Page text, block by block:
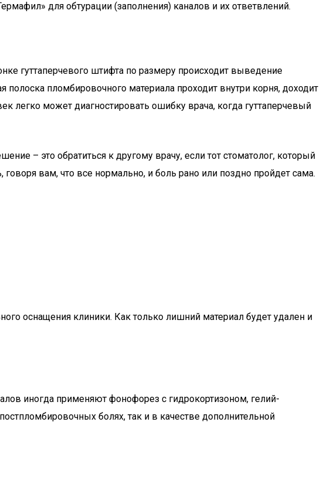
для обтурации (заполнения) каналов и их ответвлений.
гуттаперчевого штифта по размеру происходит выведение
пломбировочного материала проходит внутри корня, доходит
легко может диагностировать ошибку врача, когда гуттаперчевый
– это обратиться к другому врачу, если тот стоматолог, который
вам, что все нормально, и боль рано или поздно пройдет сама.
оснащения клиники. Как только лишний материал будет удален и
иногда применяют фонофорез с гидрокортизоном, гелий-
болях, так и в качестве дополнительной